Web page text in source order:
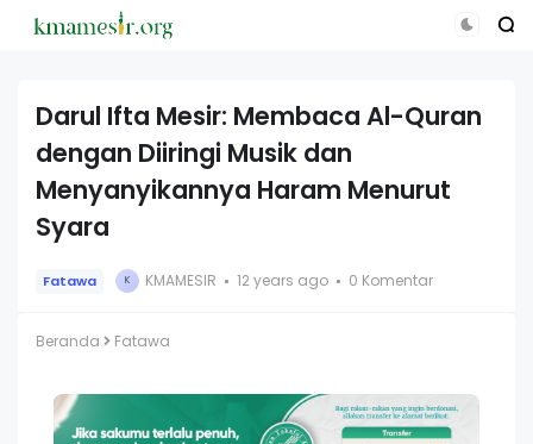
Darul Ifta Mesir: Membaca Al-Quran
dengan Diiringi Musik dan
Menyanyikannya Haram Menurut
Syara
Fatawa K KMAMESIR 12 years ago 0 Komentar
Beranda Fatawa